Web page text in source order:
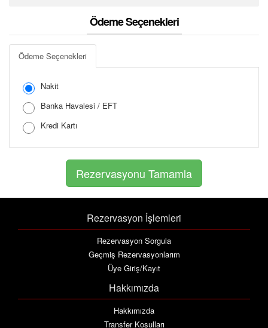
Ödeme Seçenekleri
Ödeme Seçenekleri
Nakit
Banka Havalesi / EFT
Kredi Kartı
Rezervasyon İşlemleri
Rezervasyon Sorgula
Geçmiş Rezervasyonlarım
Üye Giriş/Kayıt
Hakkımızda
Hakkımızda
Transfer Koşulları